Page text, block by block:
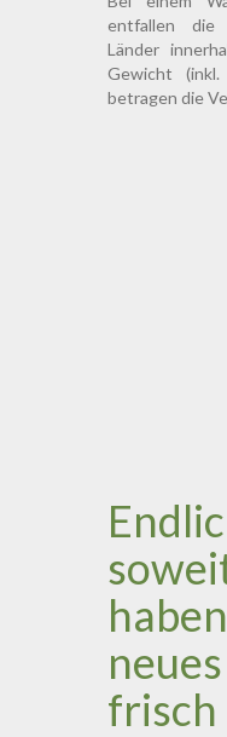
entfallen die
Länder
Gewicht
betragen die
frisch